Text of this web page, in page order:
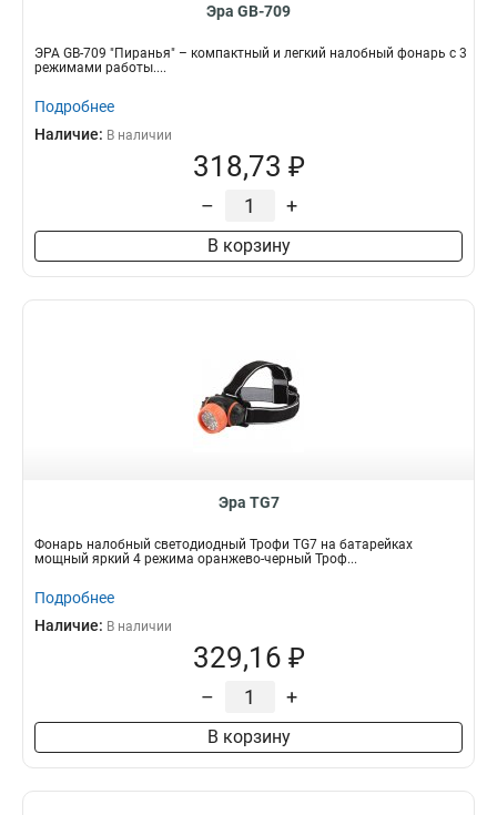
Эра GB-709
ЭРА GB-709 "Пиранья" – компактный и легкий налобный фонарь с 3
режимами работы....
Подробнее
Наличие: В наличии
318,73 ₽
– +
В корзину
Эра TG7
Фонарь налобный светодиодный Трофи TG7 на батарейках
мощный яркий 4 режима оранжево-черный Троф...
Подробнее
Наличие: В наличии
329,16 ₽
– +
В корзину